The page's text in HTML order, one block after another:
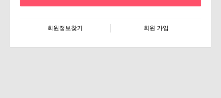
회원정보찾기 회원 가입